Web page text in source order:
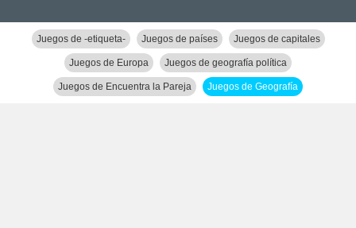
Juegos de -etiqueta- Juegos de países Juegos de capitales
Juegos de Europa Juegos de geografía política
Juegos de Encuentra la Pareja Juegos de Geografía